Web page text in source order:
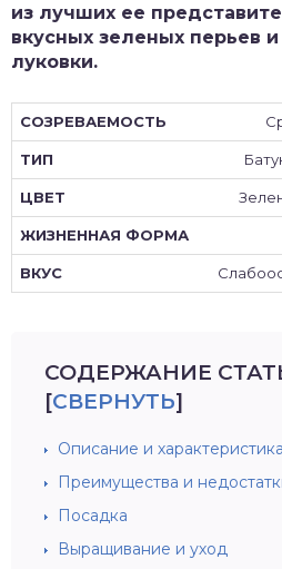
из лучших ее
вкусных зеленых перьев
луковки.
СОДЕРЖАНИЕ
[СВЕРНУТЬ]
Описание и
Преимущества и
Посадка
Выращивание и уход